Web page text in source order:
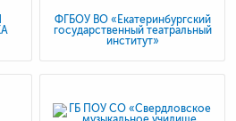
ФГБОУ ВО «Екатеринбургский
государственный театральный
институт»